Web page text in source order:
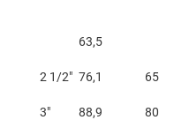
63,5
2 1/2″ 76,1 65
3″ 88,9 80